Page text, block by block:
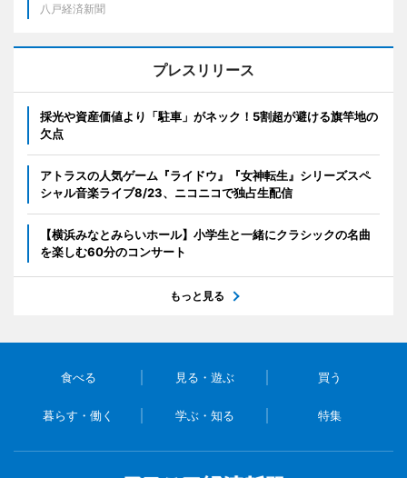
八戸経済新聞
プレスリリース
採光や資産価値より「駐車」がネック！5割超が避ける旗竿地の
欠点
アトラスの人気ゲーム『ライドウ』『女神転生』シリーズスペ
シャル音楽ライブ8/23、ニコニコで独占生配信
【横浜みなとみらいホール】小学生と一緒にクラシックの名曲
を楽しむ60分のコンサート
もっと見る
食べる 見る・遊ぶ 買う
暮らす・働く 学ぶ・知る 特集